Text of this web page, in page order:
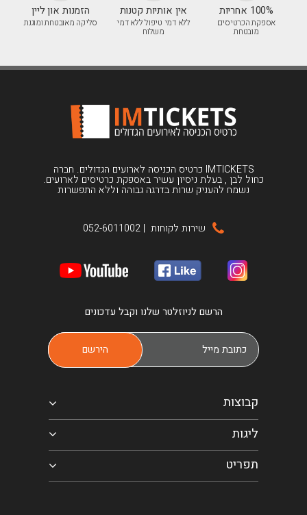
100% אחריות
אספקת הכרטיסים
מובטחת
אין אותיות קטנות
ללא דמי טיפול ללא דמי
משלוח
הזמנות און ליין
סליקה מאובטחת ומוגנת
IMTICKETS כרטיס הכניסה לארועים הגדולים. חברה
כחול לבן , בעלת ניסיון עשיר באספקת כרטיסים לארועים.
נשמח להעניק שרות בדרגה גבוהה וללא התפשרות
שירות לקוחות |
052-6011002
הרשם לניוזלטר שלנו וקבל עדכונים
קבוצות
ליגות
תפריט